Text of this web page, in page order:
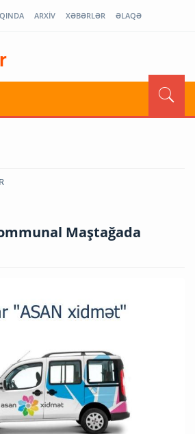
ARXİV XƏBƏRLƏR ƏLAQƏ
Maştağada